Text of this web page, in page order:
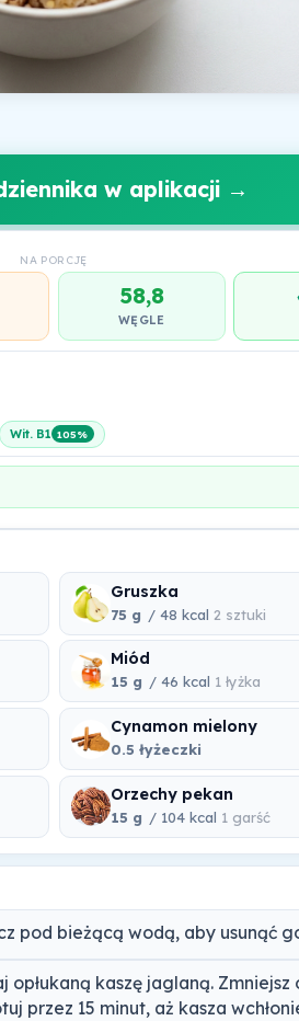
w aplikacji →
NA PORCJĘ
58,8
WĘGLE
Wit. B1 105%
Gruszka
75 g / 48 kcal2 sztuki
Miód
15 g / 46 kcal 1 łyżka
Cynamon mielony
0.5 łyżeczki
Orzechy pekan
15 g / 104 kcal 1 garść
pod bieżącą wodą, aby usunąć
kaszę jaglaną. Zmniejsz
przez 15 minut, aż kasza